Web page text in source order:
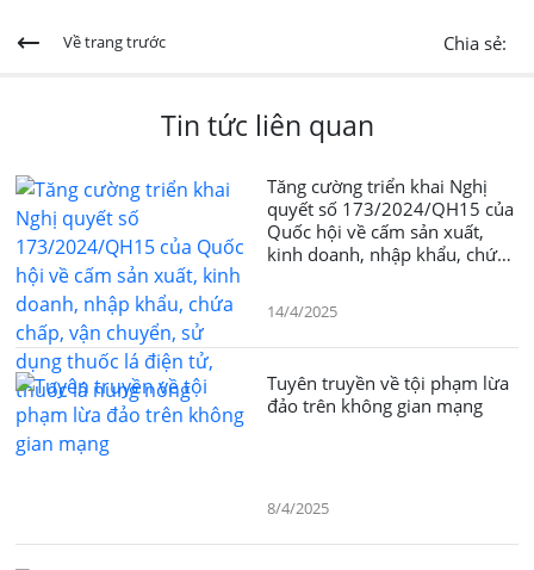
Về trang trước Chia sẻ:
Tin tức liên quan
Tăng cường triển khai Nghị
quyết số 173/2024/QH15 của
Quốc hội về cấm sản xuất,
kinh doanh, nhập khẩu, chứa
nóng
14/4/2025
Tuyên truyền về tội phạm lừa
đảo trên không gian mạng
8/4/2025